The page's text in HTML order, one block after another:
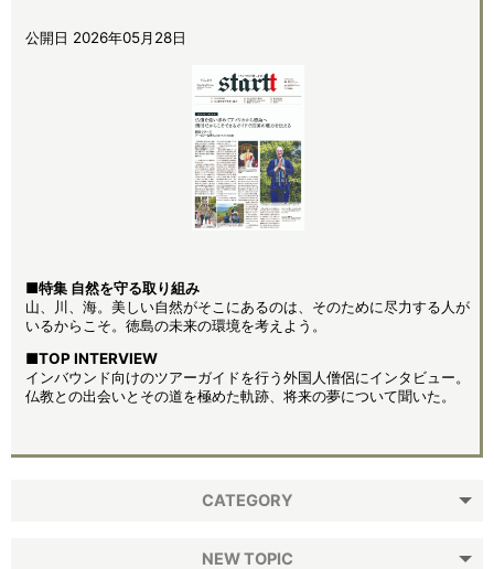
公開日 2026年05月28日
■特集 自然を守る取り組み
山、川、海。美しい自然がそこにあるのは、そのために尽力する人が
いるからこそ。徳島の未来の環境を考えよう。
■TOP INTERVIEW
インバウンド向けのツアーガイドを行う外国人僧侶にインタビュー。
仏教との出会いとその道を極めた軌跡、将来の夢について聞いた。
CATEGORY
NEW TOPIC